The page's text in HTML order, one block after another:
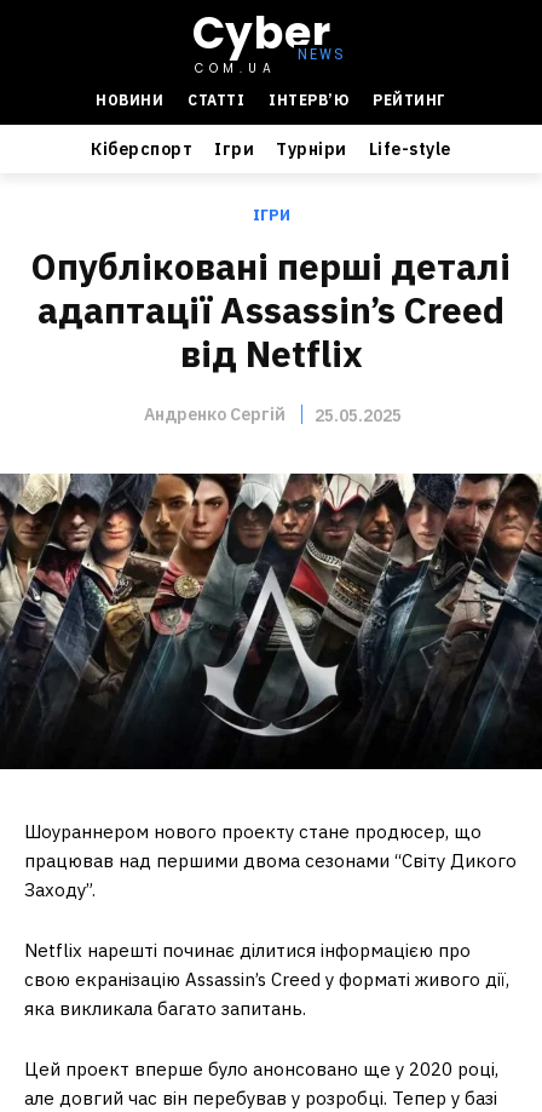
Cyber
COM.UA
НОВИНИ
СТАТТІ ІНТЕРВ’Ю РЕЙТИНГ
Кіберспорт Ігри Турніри Life-style
ІГРИ
Опубліковані перші деталі
адаптації Assassin’s Creed
від Netflix
Андренко Сергій 25.05.2025
Шоураннером нового проекту стане продюсер, що
працював над першими двома сезонами “Світу Дикого
Заходу”.
Netflix нарешті починає ділитися інформацією про
свою екранізацію Assassin’s Creed у форматі живого дії,
яка викликала багато запитань.
Цей проект вперше було анонсовано ще у 2020 році,
але довгий час він перебував у розробці. Тепер у базі